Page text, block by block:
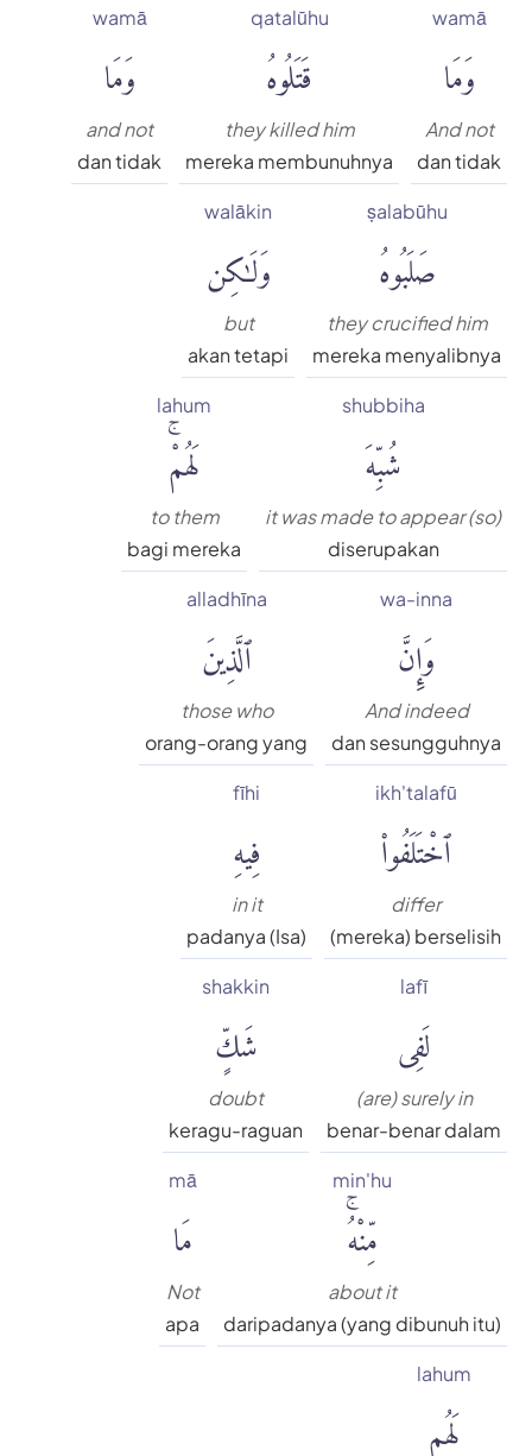
wamā
وَمَا
And not
dan tidak
qatalūhu
قَتَلُوهُ
they killed him
mereka membunuhnya
wamā
وَمَا
and not
dan tidak
ṣalabūhu
صَلَبُوهُ
they crucified him
mereka menyalibnya
walākin
وَلَٰكِن
but
akan tetapi
shubbiha
شُبِّهَ
it was made to appear (so)
diserupakan
lahum
لَهُمْۚ
to them
bagi mereka
wa-inna
وَإِنَّ
And indeed
dan sesungguhnya
alladhīna
ٱلَّذِينَ
those who
orang-orang yang
ikh'talafū
ٱخْتَلَفُوا۟
differ
(mereka) berselisih
fīhi
فِيهِ
in it
padanya (Isa)
lafī
لَفِى
(are) surely in
benar-benar dalam
shakkin
شَكٍّ
doubt
keragu-raguan
min'hu
مِّنْهُۚ
about it
daripadanya (yang dibunuh itu)
mā
مَا
Not
apa
lahum
لَهُم